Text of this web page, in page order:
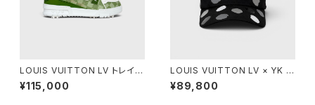
LOUIS VUITTON LV トレイナ
ー スニーカー グリーン 5
¥115,000
LOUIS VUITTON LV × YK ペ
インティッド ドット キャップ ブラ
ック L
¥89,800